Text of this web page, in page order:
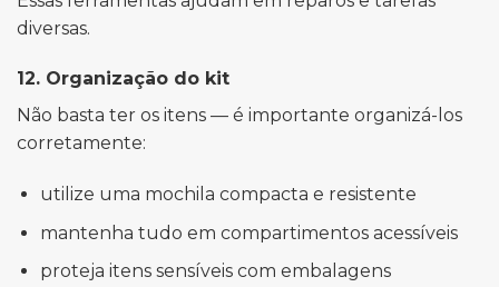
diversas.
12. Organização do kit
Não basta ter os itens — é importante organizá-los
corretamente:
utilize uma mochila compacta e resistente
mantenha tudo em compartimentos acessíveis
proteja itens sensíveis com embalagens